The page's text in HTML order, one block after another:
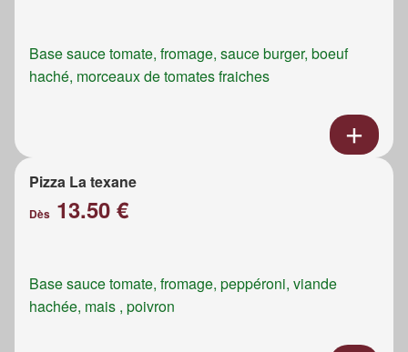
Base sauce tomate, fromage, sauce burger, boeuf
haché, morceaux de tomates fraiches
Pizza La texane
Dès 13.50 €
Base sauce tomate, fromage, peppéroni, viande
hachée, mais , poivron